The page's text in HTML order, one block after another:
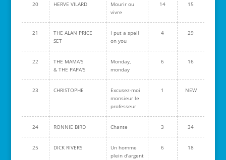
20 HERVE VILARD
Mourir ou
vivre
14 15
21
THE ALAN PRICE
SET
I put a spell
on you
4 29
22
THE MAMA'S
& THE PAPA'S
Monday,
monday
6 16
23 CHRISTOPHE
Excusez-moi
monsieur le
professeur
1 NEW
24 RONNIE BIRD Chante 3 34
25 DICK RIVERS
Un homme
plein d'argent
6 18